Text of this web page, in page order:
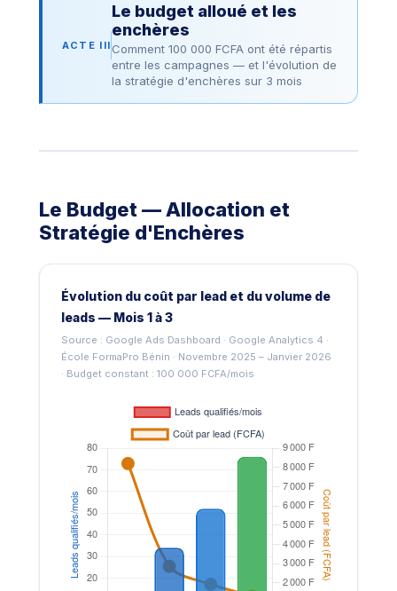
ACTE III
Le budget alloué et les
enchères
Comment 100 000 FCFA ont été répartis
entre les campagnes — et l'évolution de
la stratégie d'enchères sur 3 mois
Le Budget — Allocation et
Stratégie d'Enchères
Évolution du coût par lead et du volume de
leads — Mois 1 à 3
Source : Google Ads Dashboard · Google Analytics 4 ·
École FormaPro Bénin · Novembre 2025 – Janvier 2026
· Budget constant : 100 000 FCFA/mois